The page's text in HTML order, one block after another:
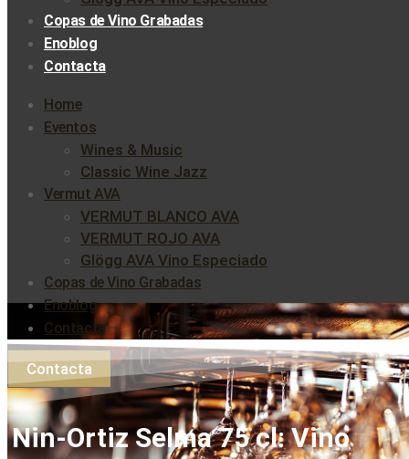
Copas de Vino Grabadas
Enoblog
Contacta
Home
Eventos
Wines & Music
Classic Wine Jazz
Vermut AVA
VERMUT BLANCO AVA
VERMUT ROJO AVA
Glögg AVA Vino Especiado
Copas de Vino Grabadas
Enoblog
Contacta
Contacta
Nin-Ortiz Selma 75 cl: Vino